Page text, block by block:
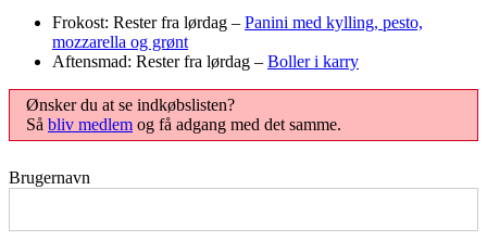
Frokost: Rester fra lørdag – Panini med kylling, pesto,
mozzarella og grønt
Aftensmad: Rester fra lørdag – Boller i karry
Ønsker du at se indkøbslisten?
Så bliv medlem og få adgang med det samme.
Brugernavn